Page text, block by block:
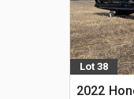
Lot 38
2022